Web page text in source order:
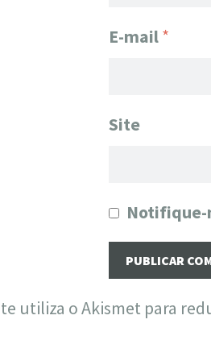
E-mail*
Site
Notifique-
utiliza o Akismet para